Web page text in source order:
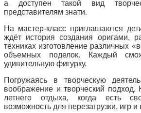
а доступен такой вид
представителям знати.
На мастер-класс приглашаются
ждёт история создания оригами,
техниках изготовление различных
объемных поделок. Каждый
удивительную фигурку.
Погружаясь в творческую
воображение и творческий
летнего отдыха, когда есть
возможность для перезагрузки, игр